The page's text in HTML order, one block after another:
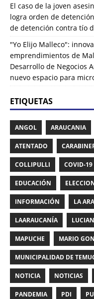
El caso de la joven
logra orden de
de detención contra tío
"Yo Elijo Malleco":
emprendimientos de
Desarrollo de Negocios
nuevo espacio para
ETIQUETAS
ANGOL ARAUCANIA
ATENTADO
COLLIPULLI COVID-19
EDUCACIÓN
INFORMACIÓN LA
LAARAUCANÍA
MAPUCHE MARIO
MUNICIPALIDAD DE
NOTICIA NOTICIAS
PANDEMIA PDI